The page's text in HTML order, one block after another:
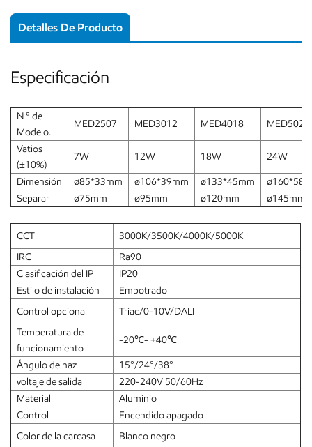
Detalles De Producto
Especificación
N º de
Modelo.
MED2507 MED3012 MED4018 MED5024
Vatios
(±10%)
7W 12W 18W 24W
Dimensión ø85*33mm ø106*39mm ø133*45mm
Separar
ø75mm ø95mm ø120mm ø145mm
CCT
3000K/3500K/4000K/5000K
IRC
Ra90
Clasificación del IP
IP20
Estilo de instalación
Empotrado
Control opcional
Triac/0-10V/DALI
Temperatura de
funcionamiento
-20℃- +40℃
Ángulo de haz
15°/24°/38°
voltaje de salida
220-240V 50/60Hz
Material
Aluminio
Control
Encendido apagado
Color de la carcasa
Blanco negro